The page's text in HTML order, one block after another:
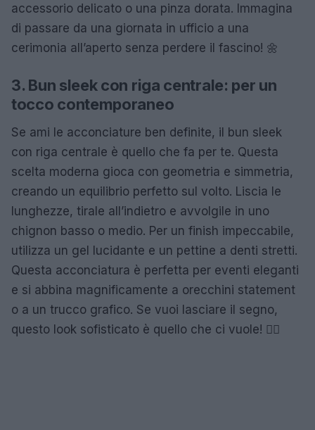
accessorio delicato o una pinza dorata. Immagina
di passare da una giornata in ufficio a una
cerimonia all’aperto senza perdere il fascino! 🌼
3. Bun sleek con riga centrale: per un
tocco contemporaneo
Se ami le acconciature ben definite, il bun sleek
con riga centrale è quello che fa per te. Questa
scelta moderna gioca con geometria e simmetria,
creando un equilibrio perfetto sul volto. Liscia le
lunghezze, tirale all’indietro e avvolgile in uno
chignon basso o medio. Per un finish impeccabile,
utilizza un gel lucidante e un pettine a denti stretti.
Questa acconciatura è perfetta per eventi eleganti
e si abbina magnificamente a orecchini statement
o a un trucco grafico. Se vuoi lasciare il segno,
questo look sofisticato è quello che ci vuole! 💁‍♀️